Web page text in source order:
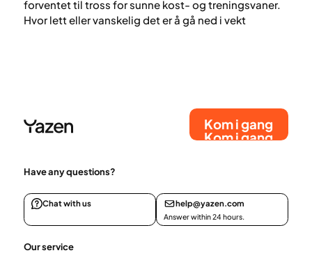
forventet til tross for sunne kost- og treningsvaner.
Hvor lett eller vanskelig det er å gå ned i vekt
Kom i gang
Kom i gang
Have any questions?
Chat with us help@yazen.com
Answer within 24 hours.
Our service